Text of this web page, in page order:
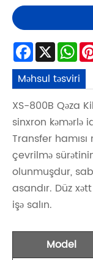
Facebook
X
Məhsul təsviri
XS-800B Qəza
sinxron kəmərlə
Transfer
çevrilmə
olunmuşdur,
asandır. Düz
işə salın.
Model